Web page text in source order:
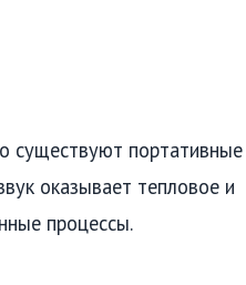
существуют портативные
оказывает тепловое и
процессы.